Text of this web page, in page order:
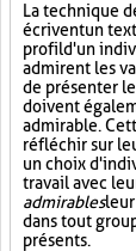
La technique
écrivent un
profil d'un
admirent les
de présenter
doivent
admirable.
réfléchir sur
un choix
travail avec
admirables
dans tout
présents.